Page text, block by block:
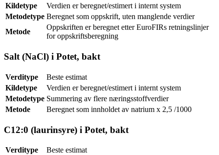
Kildetype
Verdien er beregnet/estimert i internt system
Metodetype Beregnet som oppskrift, uten manglende verdier
Metode
Oppskriften er beregnet etter EuroFIRs retningslinjer
for oppskriftsberegning
Salt (NaCl) i Potet, bakt
Verditype
Beste estimat
Kildetype
Verdien er beregnet/estimert i internt system
Metodetype Summering av flere næringsstoffverdier
Metode
Beregnet som innholdet av natrium x 2,5 /1000
C12:0 (laurinsyre) i Potet, bakt
Verditype
Beste estimat